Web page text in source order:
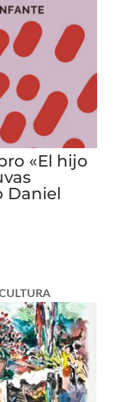
«El hijo
Daniel